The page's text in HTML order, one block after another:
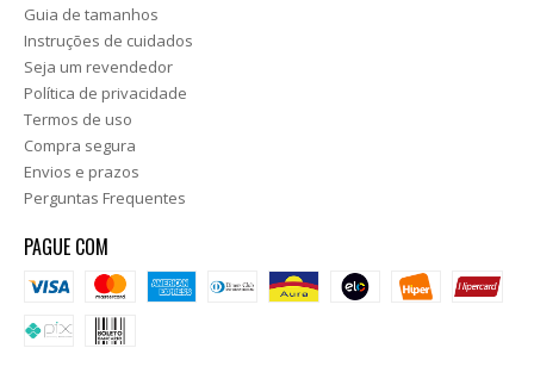
Guia de tamanhos
Instruções de cuidados
Seja um revendedor
Política de privacidade
Termos de uso
Compra segura
Envios e prazos
Perguntas Frequentes
PAGUE COM